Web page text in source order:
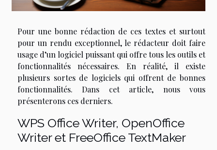
Pour une bonne rédaction de ces textes et surtout
pour un rendu exceptionnel, le rédacteur doit faire
usage d’un logiciel puissant qui offre tous les outils et
fonctionnalités nécessaires. En réalité, il existe
plusieurs sortes de logiciels qui offrent de bonnes
fonctionnalités. Dans cet article, nous vous
présenterons ces derniers.
WPS Office Writer, OpenOffice
Writer et FreeOffice TextMaker